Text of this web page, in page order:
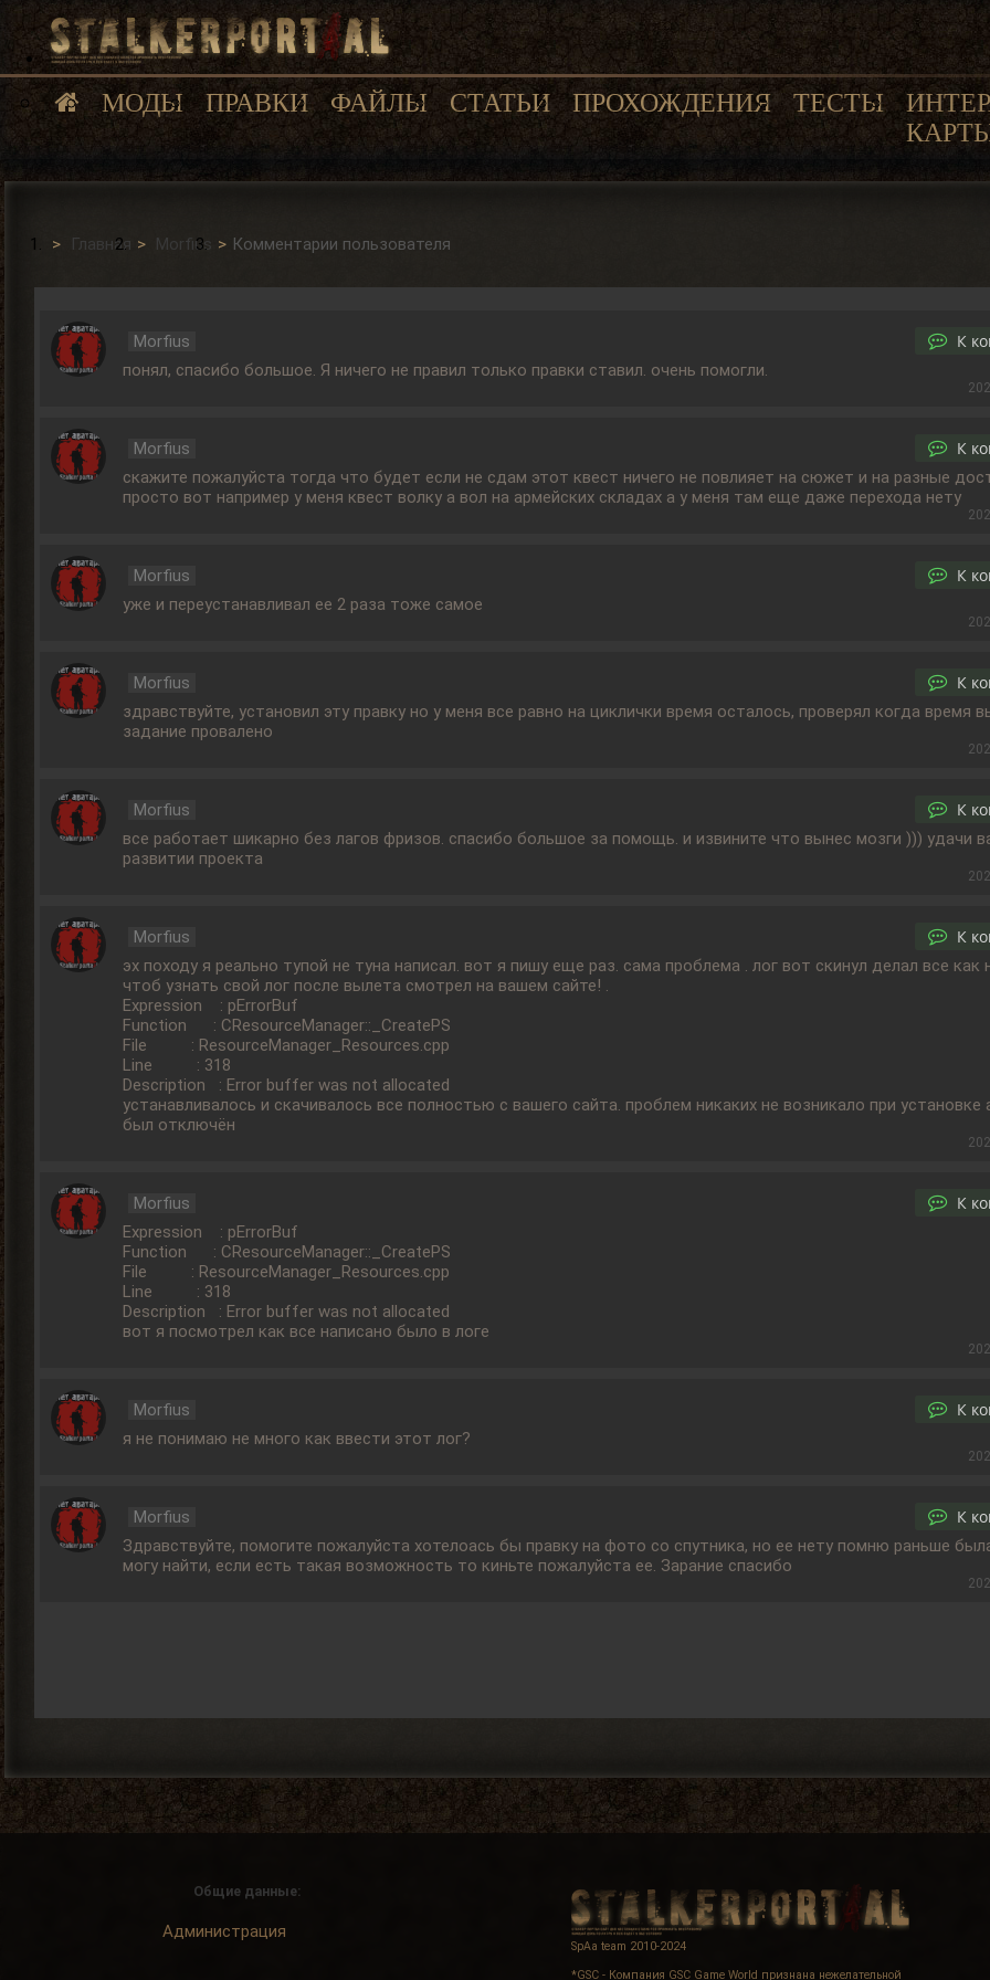
МОДЫ ПРАВКИ ФАЙЛЫ СТАТЬИ ПРОХОЖДЕНИЯ ТЕСТЫ
Главная Morfius Комментарии пользователя
Morfius
К
понял, спасибо большое. Я ничего не правил только правки ставил. очень помогли.
Morfius
К
скажите пожалуйста тогда что будет если не сдам этот квест ничего не повлияет на сюжет и на разные
просто вот например у меня квест волку а вол на армейских складах а у меня там еще даже перехода нету
Morfius
К
уже и переустанавливал ее 2 раза тоже самое
Morfius
К
здравствуйте, установил эту правку но у меня все равно на циклички время осталось, проверял когда время
задание провалено
Morfius
К
все работает шикарно без лагов фризов. спасибо большое за помощь. и извините что вынес мозги ))) удачи
развитии проекта
Morfius
К
эх походу я реально тупой не туна написал. вот я пишу еще раз. сама проблема . лог вот скинул делал все как
чтоб узнать свой лог после вылета смотрел на вашем сайте! .
Expression : pErrorBuf
Function : CResourceManager::_CreatePS
File : ResourceManager_Resources.cpp
Line : 318
Description : Error buffer was not allocated
устанавливалось и скачивалось все полностью с вашего сайта. проблем никаких не возникало при установке
был отключён
Morfius
К
Expression : pErrorBuf
Function : CResourceManager::_CreatePS
File : ResourceManager_Resources.cpp
Line : 318
Description : Error buffer was not allocated
вот я посмотрел как все написано было в логе
Morfius
К
я не понимаю не много как ввести этот лог?
Morfius
К
Здравствуйте, помогите пожалуйста хотелоась бы правку на фото со спутника, но ее нету помню раньше
могу найти, если есть такая возможность то киньте пожалуйста ее. Зарание спасибо
Общие данные:
Администрация
SpAa team 2010-2024
*GSC - Компания GSC Game World признана нежелательной